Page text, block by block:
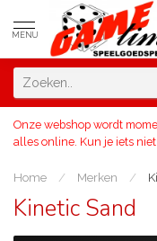
MENU
Onze webshop wordt
alles online. Kun je iets
Home / Merken /
Kinetic Sand